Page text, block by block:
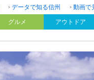
データで知る信州 動画で
グルメ アウトドア